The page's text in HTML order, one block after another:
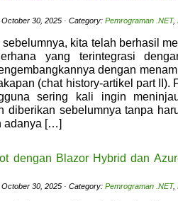
October 30, 2025 · Category: Pemrograman .NET,
kita telah berhasil
yang terintegrasi
dengan
(chat history-artikel part II).
sering kali ingin
diberikan sebelumnya tanpa
adanya […]
dengan Blazor Hybrid dan
October 30, 2025 · Category: Pemrograman .NET,